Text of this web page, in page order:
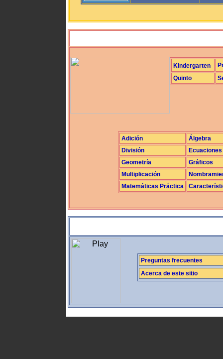
Kindergarten
Quinto
Adición
Álgebra
División
Ecuaciones
Geometría
Gráficos
Multiplicación
Matemáticas Práctica
Preguntas frecuentes
Acerca de este sitio